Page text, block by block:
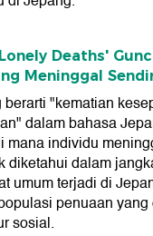
Deaths'
Meninggal
"kematian
dalam bahasa
mana individu
diketahui dalam
umum terjadi di
penuaan yang
sosial.